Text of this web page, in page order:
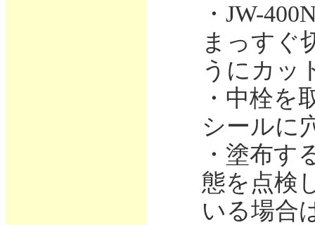
・JW-
まっすぐ
うにカッ
・中栓を
シールに
・塗布す
態を点検
いる場合